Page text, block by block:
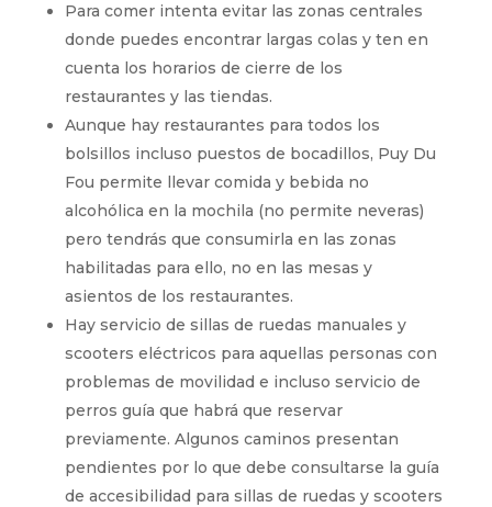
Para comer intenta evitar las zonas centrales
donde puedes encontrar largas colas y ten en
cuenta los horarios de cierre de los
restaurantes y las tiendas.
Aunque hay restaurantes para todos los
bolsillos incluso puestos de bocadillos, Puy Du
Fou permite llevar comida y bebida no
alcohólica en la mochila (no permite neveras)
pero tendrás que consumirla en las zonas
habilitadas para ello, no en las mesas y
asientos de los restaurantes.
Hay servicio de sillas de ruedas manuales y
scooters eléctricos para aquellas personas con
problemas de movilidad e incluso servicio de
perros guía que habrá que reservar
previamente. Algunos caminos presentan
pendientes por lo que debe consultarse la guía
de accesibilidad para sillas de ruedas y scooters